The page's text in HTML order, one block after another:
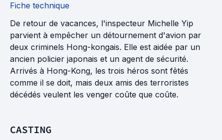
Fiche technique
De retour de vacances, l'inspecteur Michelle Yip
parvient à empêcher un détournement d'avion par
deux criminels Hong-kongais. Elle est aidée par un
ancien policier japonais et un agent de sécurité.
Arrivés à Hong-Kong, les trois héros sont fêtés
comme il se doit, mais deux amis des terroristes
décédés veulent les venger coûte que coûte.
CASTING